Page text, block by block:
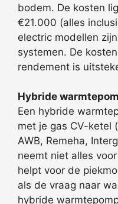
bodem. De kosten
€21.000 (alles
electric modellen
systemen. De
rendement is
Hybride
Een hybride
met je gas CV-ketel
AWB, Remeha,
neemt niet alles
helpt voor de
als de vraag naar
hybride